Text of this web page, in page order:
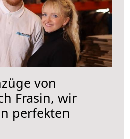
von
Frasin, wir
perfekten